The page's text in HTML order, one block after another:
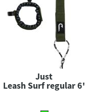
Just
Leash Surf regular 6'